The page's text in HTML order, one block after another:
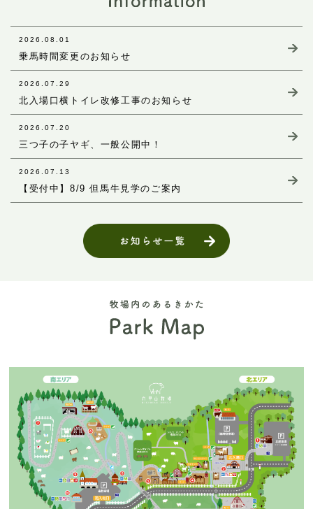
2026.08.01
乗馬時間変更のお知らせ
2026.07.29
北入場口横トイレ改修工事のお知らせ
2026.07.20
三つ子の子ヤギ、一般公開中！
2026.07.13
【受付中】8/9 但馬牛見学のご案内